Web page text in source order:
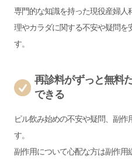
専門的な知識を持った現役産婦
理やカラダに関する不安や疑問を
す。
再診料がずっと無料
できる
ピル飲み始めの不安や疑問、副
す。
副作用について心配な方は副作